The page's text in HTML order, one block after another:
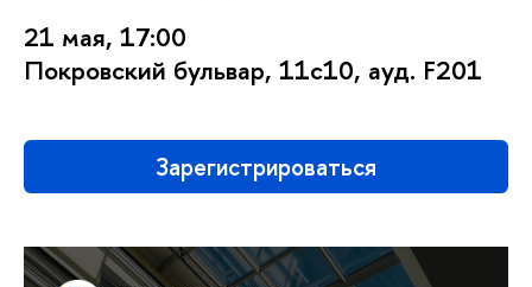
21 мая, 17:00
Покровский бульвар, 11с10, ауд. F201
Зарегистрироваться